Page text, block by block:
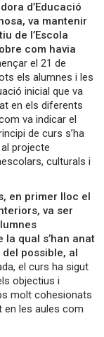
d’Educació
va mantenir
de l’Escola
com havia
el 21 de
els alumnes i les
inicial que va
en els diferents
va indicar el
de curs s’ha
projecte
culturals i
en primer lloc el
va ser
la qual s’han anat
possible, al
el curs ha sigut
objectius i
molt cohesionats
en les aules com